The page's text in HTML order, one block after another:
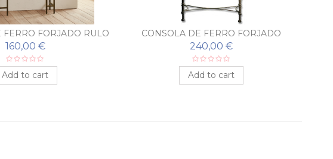
FERRO FORJADO RULO
ESPELHO
160,00 €
Add to cart
CONSOLA DE FERRO FORJADO
PEINETA COM ESPELHO
240,00 €
Add to cart